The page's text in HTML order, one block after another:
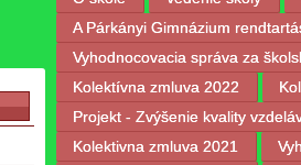
A Párkányi Gimnázium
Vyhodnocovacia správa za
Kolektívna zmluva 2022
Projekt - Zvýšenie kvality
Kolektivna zmluva 2021